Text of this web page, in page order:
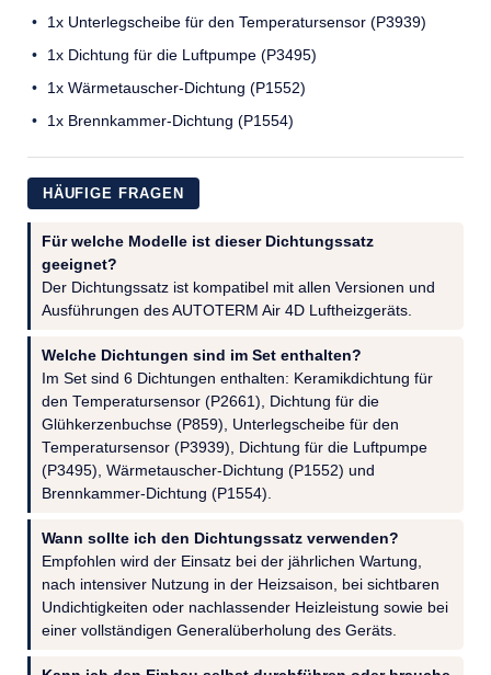
1x Unterlegscheibe für den Temperatursensor (P3939)
1x Dichtung für die Luftpumpe (P3495)
1x Wärmetauscher-Dichtung (P1552)
1x Brennkammer-Dichtung (P1554)
HÄUFIGE FRAGEN
Für welche Modelle ist dieser Dichtungssatz
geeignet?
Der Dichtungssatz ist kompatibel mit allen Versionen und
Ausführungen des AUTOTERM Air 4D Luftheizgeräts.
Welche Dichtungen sind im Set enthalten?
Im Set sind 6 Dichtungen enthalten: Keramikdichtung für
den Temperatursensor (P2661), Dichtung für die
Glühkerzenbuchse (P859), Unterlegscheibe für den
Temperatursensor (P3939), Dichtung für die Luftpumpe
(P3495), Wärmetauscher-Dichtung (P1552) und
Brennkammer-Dichtung (P1554).
Wann sollte ich den Dichtungssatz verwenden?
Empfohlen wird der Einsatz bei der jährlichen Wartung,
nach intensiver Nutzung in der Heizsaison, bei sichtbaren
Undichtigkeiten oder nachlassender Heizleistung sowie bei
einer vollständigen Generalüberholung des Geräts.